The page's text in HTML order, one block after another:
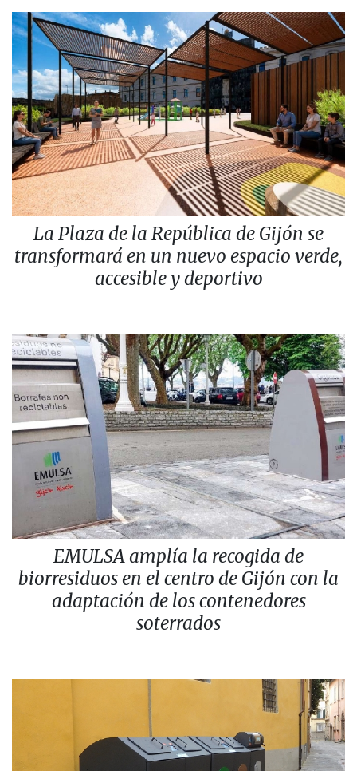
La Plaza de la República de Gijón se
transformará en un nuevo espacio verde,
accesible y deportivo
EMULSA amplía la recogida de
biorresiduos en el centro de Gijón con la
adaptación de los contenedores
soterrados